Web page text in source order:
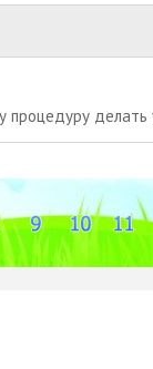
процедуру делать